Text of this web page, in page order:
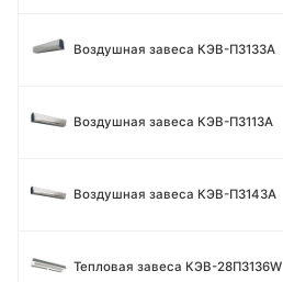
Воздушная завеса КЭВ-П3133А
Воздушная завеса КЭВ-П3113А
Воздушная завеса КЭВ-П3143А
Тепловая завеса КЭВ-28П3136W